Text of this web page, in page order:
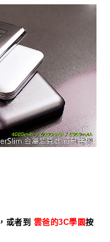
，或者到 雲爸的3C學園按